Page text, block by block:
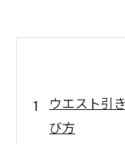
ウエスト引
び方